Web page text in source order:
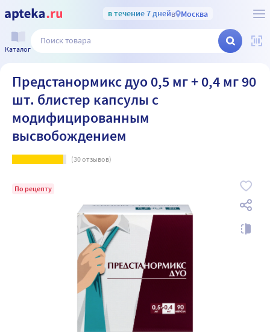
в течение 7 днейв Москва
Каталог
Предстанормикс дуо 0,5 мг + 0,4 мг 90
шт. блистер капсулы с
модифицированным
высвобождением
(30отзывов)
По рецепту